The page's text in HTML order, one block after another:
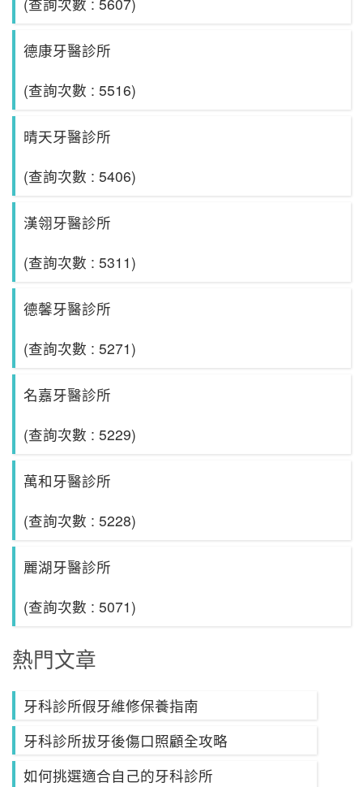
德康牙醫診所
(查詢次數 : 5516)
晴天牙醫診所
(查詢次數 : 5406)
漢翎牙醫診所
(查詢次數 : 5311)
德馨牙醫診所
(查詢次數 : 5271)
名嘉牙醫診所
(查詢次數 : 5229)
萬和牙醫診所
(查詢次數 : 5228)
麗湖牙醫診所
(查詢次數 : 5071)
熱門文章
牙科診所假牙維修保養指南
牙科診所拔牙後傷口照顧全攻略
如何挑選適合自己的牙科診所